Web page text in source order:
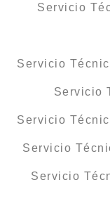
Servicio
Servicio
Servicio
Servicio
Servicio
Servicio